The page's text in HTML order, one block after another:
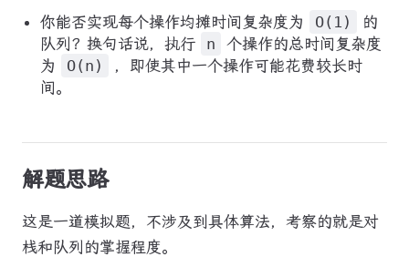
你能否实现每个操作均摊时间复杂度为 O(1)
的
队列？换句话说，执行
n
个操作的总时间复杂度
为
O(n)
，即使其中一个操作可能花费较长时
间。
解题思路
这是一道模拟题，不涉及到具体算法，考察的就是对
栈和队列的掌握程度。